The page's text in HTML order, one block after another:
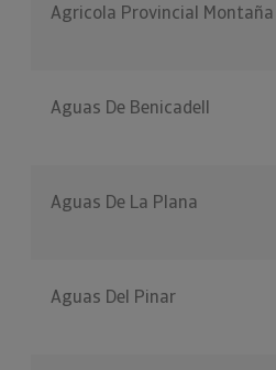
Agricola Provincial Montaña
Aguas De Benicadell
Aguas De La Plana
Aguas Del Pinar